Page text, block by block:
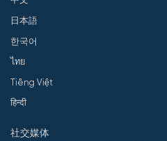
日本語
한국어
ไทย
Tiếng Việt
हिन्दी
社交媒体